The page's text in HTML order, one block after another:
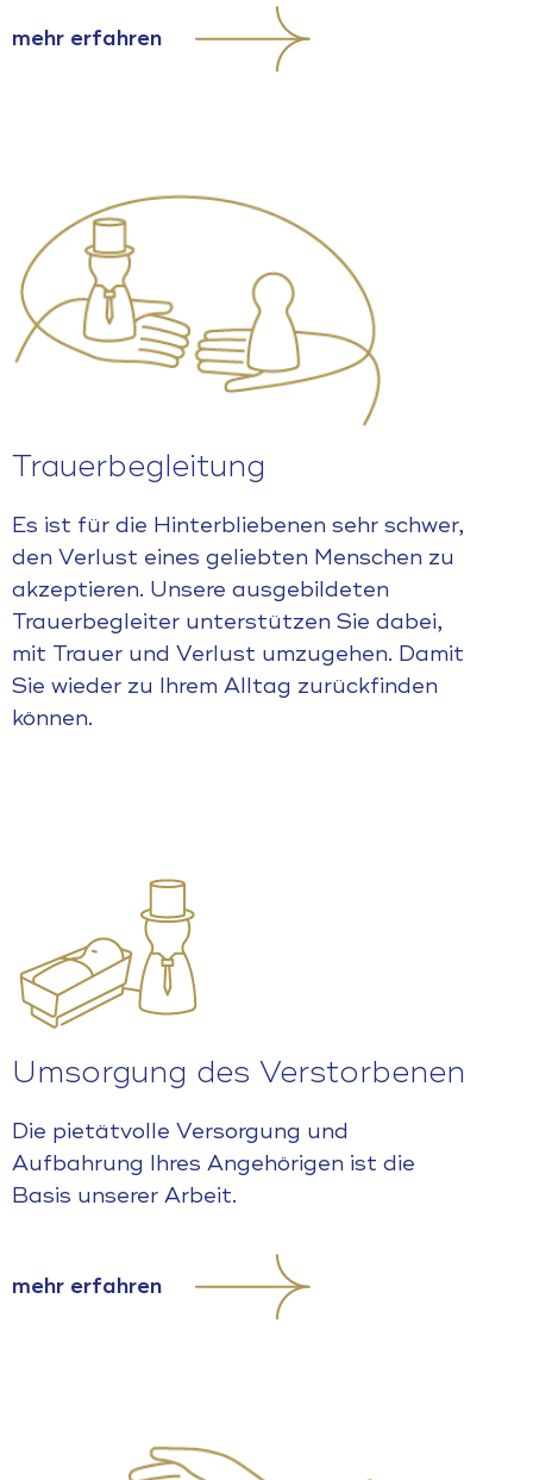
mehr erfahren
Trauerbegleitung
Es ist für die Hinterbliebenen sehr schwer,
den Verlust eines geliebten Menschen zu
akzeptieren. Unsere ausgebildeten
Trauerbegleiter unterstützen Sie dabei,
mit Trauer und Verlust umzugehen. Damit
Sie wieder zu Ihrem Alltag zurückfinden
können.
Umsorgung des Verstorbenen
Die pietätvolle Versorgung und
Aufbahrung Ihres Angehörigen ist die
Basis unserer Arbeit.
mehr erfahren